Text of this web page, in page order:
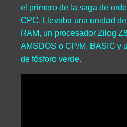
el primero de la saga de
CPC. Llevaba una unidad
RAM, un procesador Zilog
AMSDOS o CP/M, BASIC y
de fósforo verde.